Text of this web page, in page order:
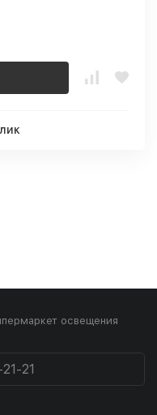
освещения
21